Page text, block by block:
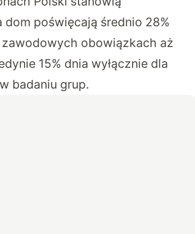
dom poświęcają średnio 28%
obowiązkach aż
15% dnia wyłącznie dla
badaniu grup.